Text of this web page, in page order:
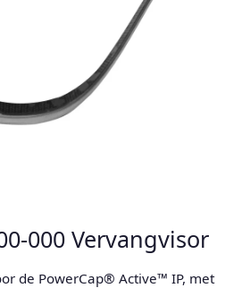
000 Vervangvisor
de PowerCap® Active™ IP, met